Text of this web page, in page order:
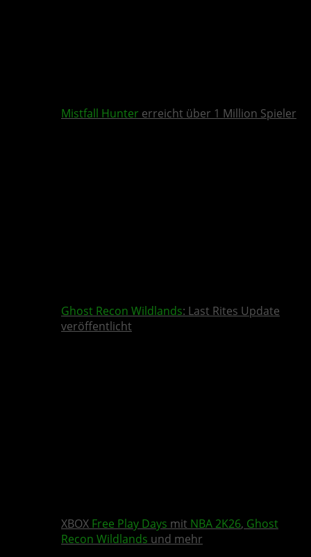
Mistfall Hunter erreicht über 1 Million Spieler
Ghost Recon Wildlands: Last Rites Update
veröffentlicht
XBOX Free Play Days mit NBA 2K26, Ghost
Recon Wildlands und mehr